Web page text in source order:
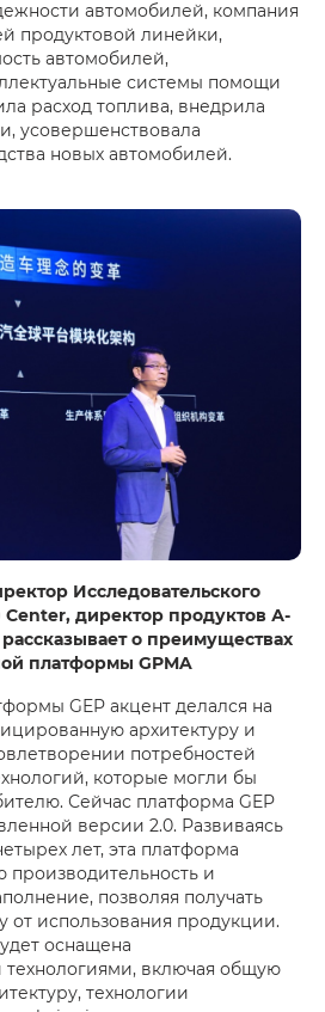
автомобилей, компания
продуктовой линейки,
автомобилей,
системы помощи
расход топлива, внедрила
усовершенствовала
новых автомобилей.
Исследовательского
Center, директор продуктов А-
о преимуществах
платформы GPMA
GEP акцент делался на
архитектуру и
потребностей
которые могли бы
Сейчас платформа GEP
версии 2.0. Развиваясь
лет, эта платформа
производительность и
позволяя получать
от использования продукции.
оснащена
включая общую
технологии